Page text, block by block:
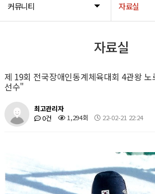
커뮤니티 자료실
자료실
제 19회 전국장애인동계체육대회 4관왕
선수"
최고관리자
0건
1,294회 22-02-21 22:24